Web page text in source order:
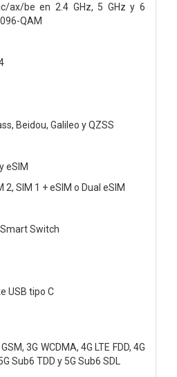
ax/be en 2.4 GHz, 5 GHz y 6
QAM
Beidou, Galileo y QZSS
eSIM
2, SIM 1 + eSIM o Dual eSIM
Switch
USB tipo C
3G WCDMA, 4G LTE FDD, 4G
Sub6 TDD y 5G Sub6 SDL